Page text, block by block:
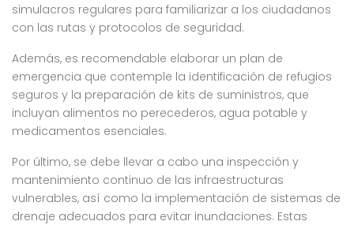
simulacros regulares para familiarizar a los ciudadanos
con las rutas y protocolos de seguridad.
Además, es recomendable elaborar un plan de
emergencia que contemple la identificación de refugios
seguros y la preparación de kits de suministros, que
incluyan alimentos no perecederos, agua potable y
medicamentos esenciales.
Por último, se debe llevar a cabo una inspección y
mantenimiento continuo de las infraestructuras
vulnerables, así como la implementación de sistemas de
drenaje adecuados para evitar inundaciones. Estas